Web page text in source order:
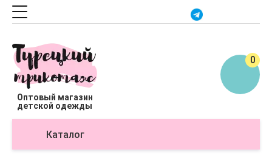
Оптовый магазин
детской одежды
0
Каталог